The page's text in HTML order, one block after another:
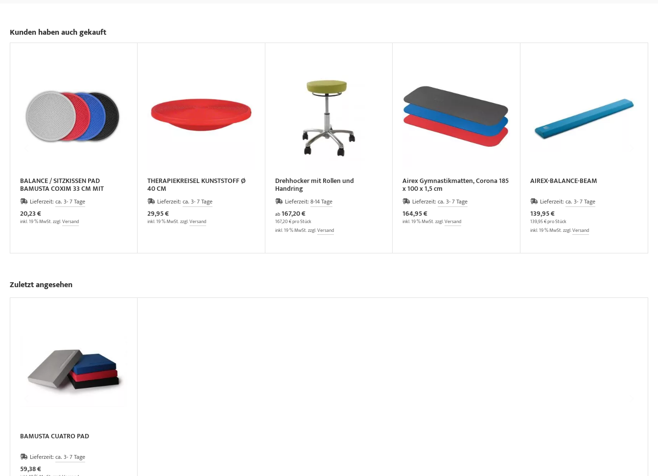
Kunden haben auch gekauft
BALANCE / SITZKISSEN PAD
BAMUSTA COXIM 33 CM MIT
NOPPENLieferzeit: ca. 3- 7 Tage
20,23 €
inkl. 19 % MwSt. zzgl.Versand
THERAPIEKREISEL KUNSTSTOFF Ø
40 CM
Lieferzeit:ca. 3- 7 Tage
29,95 €
inkl. 19 % MwSt. zzgl.Versand
Drehhocker mit Rollen und
Handring
Lieferzeit: 8-14 Tage
ab167,20 €
167,20 € pro Stück
inkl. 19 % MwSt. zzgl.Versand
Airex Gymnastikmatten, Corona 185
x 100 x 1,5 cm
Lieferzeit:ca. 3- 7 Tage
164,95 €
inkl. 19 % MwSt. zzgl.Versand
AIREX-BALANCE-BEAM
Lieferzeit: ca. 3- 7 Tage
139,95 €
139,95 € pro Stück
inkl. 19 % MwSt. zzgl.Versand
Zuletzt angesehen
BAMUSTA CUATRO PAD
Lieferzeit: ca. 3- 7 Tage
59,38 €